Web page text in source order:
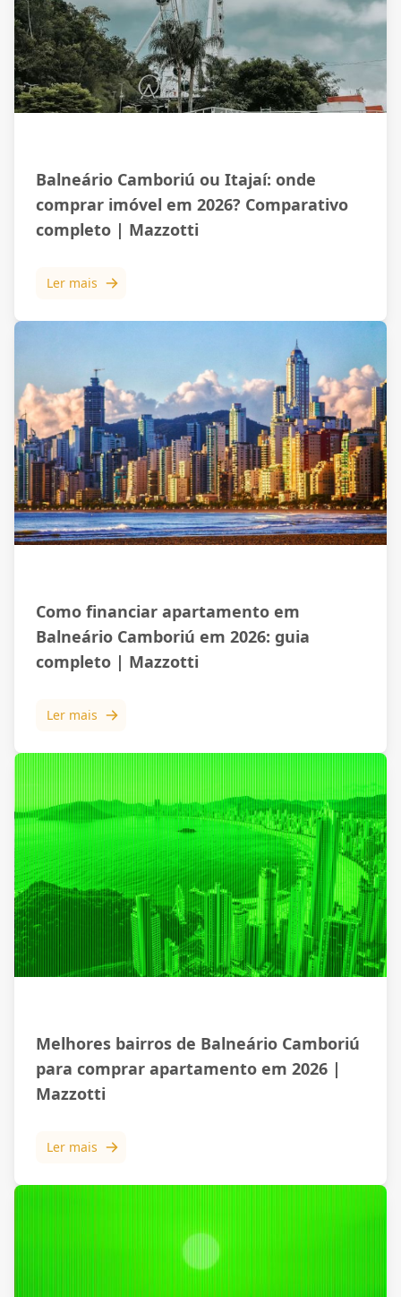
Balneário Camboriú ou Itajaí: onde
comprar imóvel em 2026? Comparativo
completo | Mazzotti
Ler mais
Como financiar apartamento em
Balneário Camboriú em 2026: guia
completo | Mazzotti
Ler mais
Melhores bairros de Balneário Camboriú
para comprar apartamento em 2026 |
Mazzotti
Ler mais